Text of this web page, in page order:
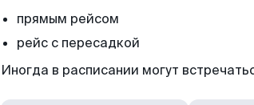
прямым рейсом
рейс с пересадкой
Иногда в расписании могут